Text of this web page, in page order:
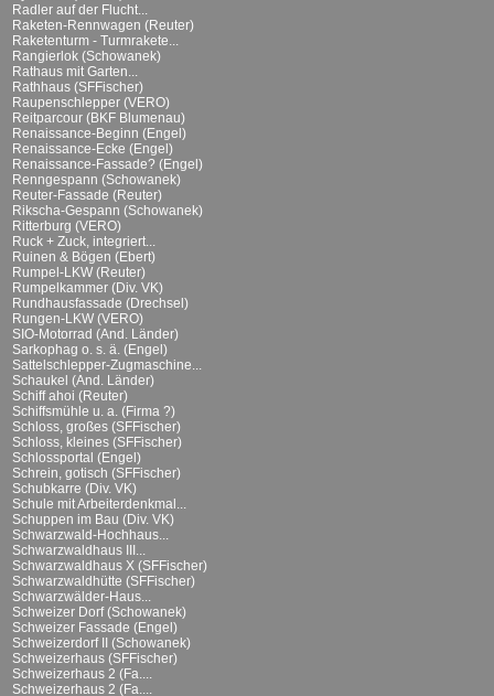
Radler auf der Flucht...
Raketen-Rennwagen (Reuter)
Raketenturm - Turmrakete...
Rangierlok (Schowanek)
Rathaus mit Garten...
Rathhaus (SFFischer)
Raupenschlepper (VERO)
Reitparcour (BKF Blumenau)
Renaissance-Beginn (Engel)
Renaissance-Ecke (Engel)
Renaissance-Fassade? (Engel)
Renngespann (Schowanek)
Reuter-Fassade (Reuter)
Rikscha-Gespann (Schowanek)
Ritterburg (VERO)
Ruck + Zuck, integriert...
Ruinen & Bögen (Ebert)
Rumpel-LKW (Reuter)
Rumpelkammer (Div. VK)
Rundhausfassade (Drechsel)
Rungen-LKW (VERO)
SIO-Motorrad (And. Länder)
Sarkophag o. s. ä. (Engel)
Sattelschlepper-Zugmaschine...
Schaukel (And. Länder)
Schiff ahoi (Reuter)
Schiffsmühle u. a. (Firma ?)
Schloss, großes (SFFischer)
Schloss, kleines (SFFischer)
Schlossportal (Engel)
Schrein, gotisch (SFFischer)
Schubkarre (Div. VK)
Schule mit Arbeiterdenkmal...
Schuppen im Bau (Div. VK)
Schwarzwald-Hochhaus...
Schwarzwaldhaus III...
Schwarzwaldhaus X (SFFischer)
Schwarzwaldhütte (SFFischer)
Schwarzwälder-Haus...
Schweizer Dorf (Schowanek)
Schweizer Fassade (Engel)
Schweizerdorf II (Schowanek)
Schweizerhaus (SFFischer)
Schweizerhaus 2 (Fa....
Schweizerhaus 2 (Fa....